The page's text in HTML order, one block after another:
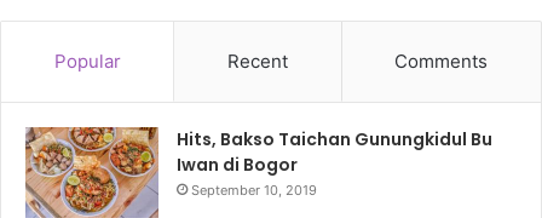
Popular Recent Comments
Hits, Bakso Taichan Gunungkidul Bu
Iwan di Bogor
September 10, 2019